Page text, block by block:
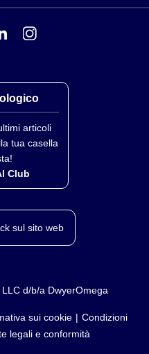
articoli
tua casella
Club
sul sito web
d/b/a DwyerOmega
sui cookie
Condizioni
legali e conformità